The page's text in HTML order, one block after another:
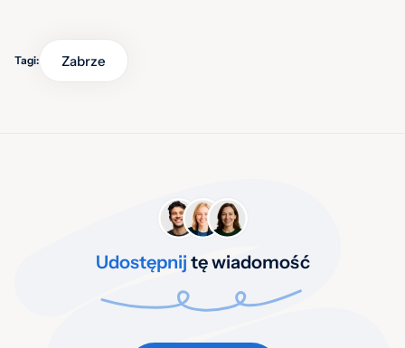
Tagi: Zabrze
Udostępnij tę wiadomość